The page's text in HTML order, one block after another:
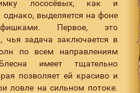
лососёвых, как и
выделяется на фоне
Первое, это
чья задача заключается в
по всем направлениям
имеет тщательно
позволяет ей красиво и
ловле на сильном потоке.